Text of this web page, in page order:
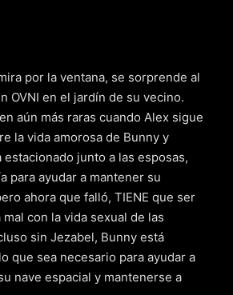
por la ventana, se sorprende al
OVNI en el jardín de su vecino.
aún más raras cuando Alex sigue
la vida amorosa de Bunny y
estacionado junto a las esposas,
para ayudar a mantener su
ahora que falló, TIENE que ser
con la vida sexual de las
sin Jezabel, Bunny está
que sea necesario para ayudar a
nave espacial y mantenerse a